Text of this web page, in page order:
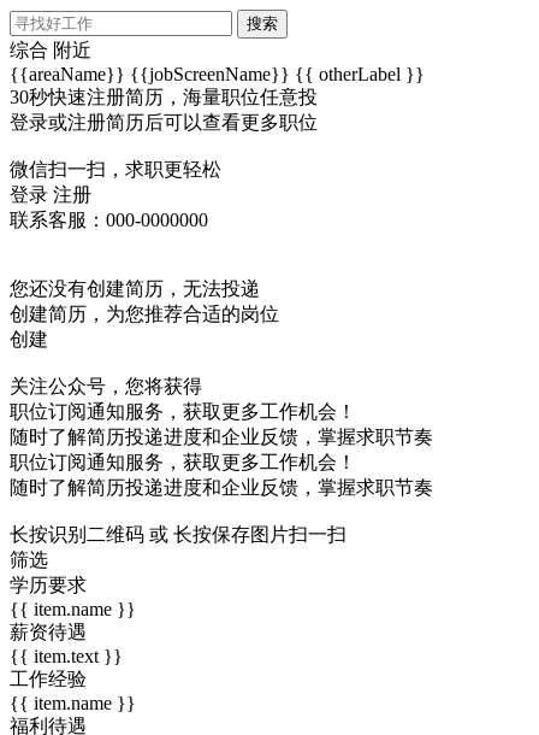
搜索
综合 附近
{{areaName}} {{jobScreenName}} {{ otherLabel }}
30秒快速注册简历，海量职位任意投
登录或注册简历后可以查看更多职位
微信扫一扫，求职更轻松
登录 注册
联系客服：000-0000000
您还没有创建简历，无法投递
创建简历，为您推荐合适的岗位
创建
关注公众号，您将获得
职位订阅通知服务，获取更多工作机会！
随时了解简历投递进度和企业反馈，掌握求职节奏
职位订阅通知服务，获取更多工作机会！
随时了解简历投递进度和企业反馈，掌握求职节奏
长按识别二维码 或 长按保存图片扫一扫
筛选
学历要求
{{ item.name }}
薪资待遇
{{ item.text }}
工作经验
{{ item.name }}
福利待遇